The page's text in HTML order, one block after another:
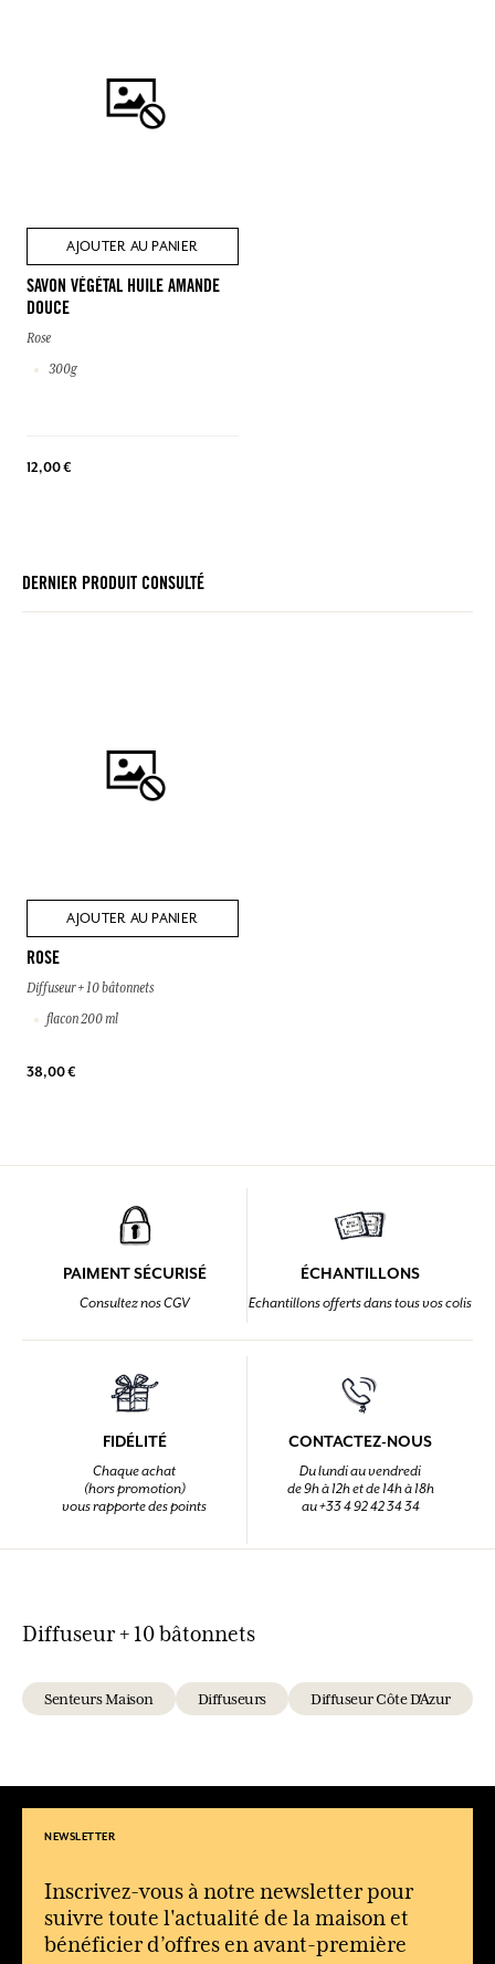
AJOUTER AU PANIER
SAVON VÉGÉTAL HUILE AMANDE
DOUCE
Rose
300g
12,00 €
DERNIER PRODUIT CONSULTÉ
AJOUTER AU PANIER
ROSE
Diffuseur + 10 bâtonnets
flacon 200 ml
38,00 €
PAIMENT SÉCURISÉ
Consultez nos CGV
ÉCHANTILLONS
Echantillons offerts dans tous vos colis
FIDÉLITÉ
Chaque achat
(hors promotion)
vous rapporte des points
CONTACTEZ-NOUS
Du lundi au vendredi
de 9h à 12h et de 14h à 18h
au +33 4 92 42 34 34
Diffuseur + 10 bâtonnets
Senteurs Maison Diffuseurs Diffuseur Côte D'Azur
NEWSLETTER
Inscrivez-vous à notre newsletter pour
suivre toute l'actualité de la maison et
bénéficier d’offres en avant-première